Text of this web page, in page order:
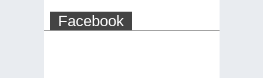
Facebook